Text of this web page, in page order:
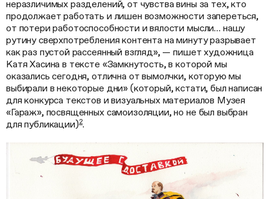
неразличимых разделений, от чувства вины за тех, кто
продолжает работать и лишен возможности запереться,
от потери работоспособности и вялости мысли… нашу
рутину сверхпотребления контента на минуту разрывает
как раз пустой рассеянный взгляд», — пишет художница
Катя Хасина в тексте «Замкнутость, в которой мы
оказались сегодня, отлична от вымолчки, которую мы
выбирали в некоторые дни» (который, кстати, был написан
для конкурса текстов и визуальных материалов Музея
«Гараж», посвященных самоизоляции, но не был выбран
для публикации)2.